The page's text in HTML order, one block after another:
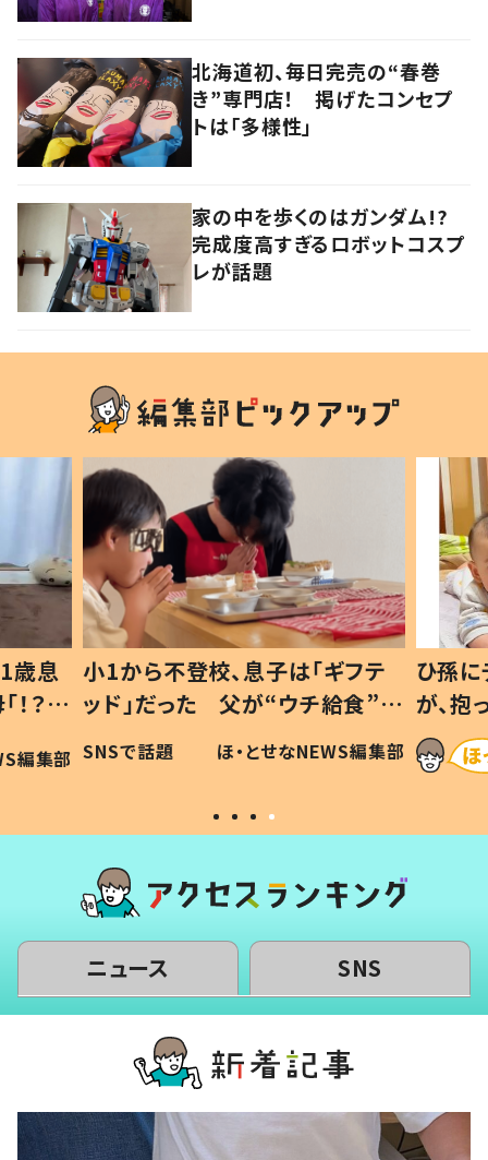
北海道初、毎日完売の“春巻
き”専門店！ 掲げたコンセプ
トは「多様性」
家の中を歩くのはガンダム!?
完成度高すぎるロボットコスプ
レが話題
歳息
？」
編集部
小1から不登校、息子は「ギフテ
ッド」だった 父が“ウチ給食”を
作り続ける理由とは #令和の親
#令和の子
SNSで話題 ほ・とせなNEWS編集部
ひ孫
が、
「涙が
い」
ニュース SNS